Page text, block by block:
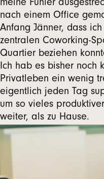
meine Fühler
nach einem Office
Anfang Jänner, dass
zentralen Coworking-
Quartier beziehen
Ich hab es bisher noch
Privatleben ein wenig
eigentlich jeden Tag
um so vieles
weiter, als zu Hause.